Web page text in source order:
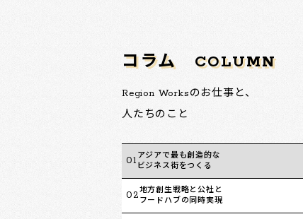
コラム COLUMN
Region Worksのお仕事と、
人たちのこと
01 アジアで最も創造的な
ビジネス街をつくる
02地方創生戦略と公社と
フードハブの同時実現